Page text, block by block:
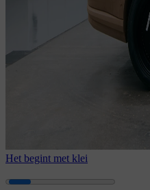
Het begint met klei